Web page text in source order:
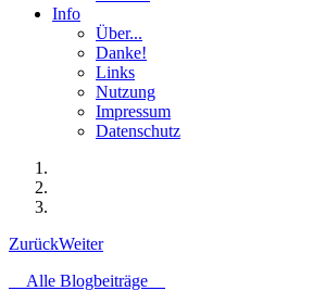
Info
Über...
Danke!
Links
Nutzung
Impressum
Datenschutz
ZurückWeiter
Alle Blogbeiträge